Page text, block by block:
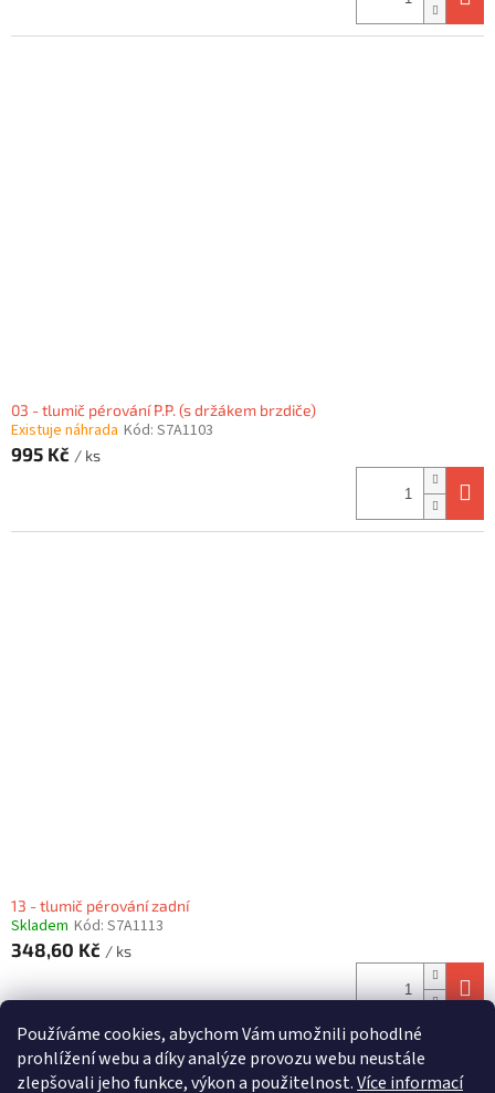
Používáme cookies, abychom Vám umožnili pohodlné
prohlížení webu a díky analýze provozu webu neustále
zlepšovali jeho funkce, výkon a použitelnost.Více informací
03 - tlumič pérování P.P. (s držákem brzdiče)
Existuje náhrada Kód: S7A1103
995 Kč / ks
13 - tlumič pérování zadní
Skladem Kód: S7A1113
348,60 Kč / ks
O
v
6 položek celkem